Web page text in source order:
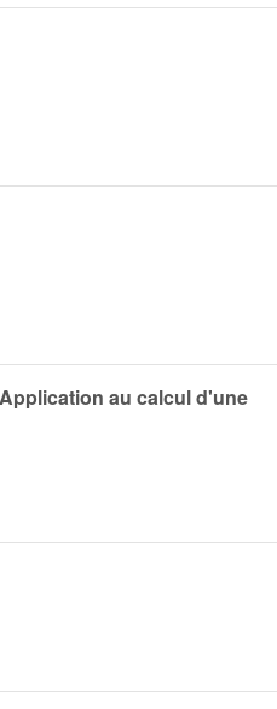
au calcul d'une